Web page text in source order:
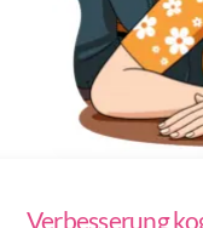
Verbesserung